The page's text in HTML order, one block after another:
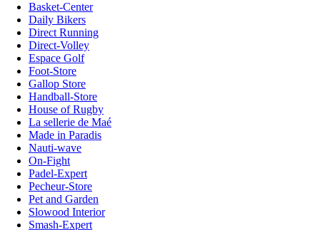
Basket-Center
Daily Bikers
Direct Running
Direct-Volley
Espace Golf
Foot-Store
Gallop Store
Handball-Store
House of Rugby
La sellerie de Maé
Made in Paradis
Nauti-wave
On-Fight
Padel-Expert
Pecheur-Store
Pet and Garden
Slowood Interior
Smash-Expert